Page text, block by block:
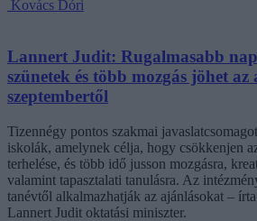
Kovács Dóri
Lannert Judit: Rugalmasabb
szünetek és több mozgás jöhet
szeptembertől
Tizennégy pontos szakmai
iskolák, amelynek célja, hogy csökkenjen
terhelése, és több idő jusson mozgásra,
valamint tapasztalati tanulásra. Az
tanévtől alkalmazhatják az ajánlásokat –
Lannert Judit oktatási miniszter.